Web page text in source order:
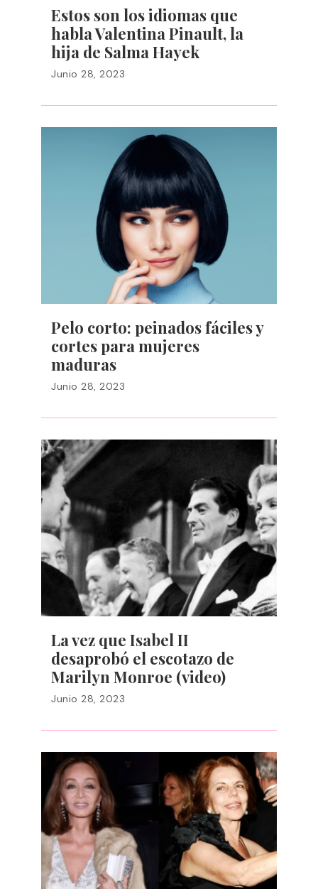
Estos son los idiomas que
habla Valentina Pinault, la
hija de Salma Hayek
Junio 28, 2023
Pelo corto: peinados fáciles y
cortes para mujeres
maduras
Junio 28, 2023
La vez que Isabel II
desaprobó el escotazo de
Marilyn Monroe (video)
Junio 28, 2023